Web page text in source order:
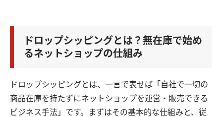
ドロップシッピングとは？無在庫で始め
るネットショップの仕組み
ドロップシッピングとは、一言で表せば「自社で一切の
商品在庫を持たずにネットショップを運営・販売できる
ビジネス手法」です。まずはその基本的な仕組みと、従